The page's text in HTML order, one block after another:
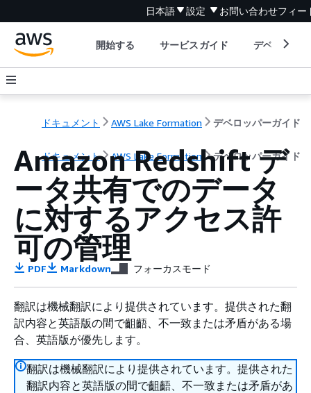
日本語 設定 お問い合わせフィー
開始する サービスガイド デベロッパ
ドキュメント AWS Lake Formation デベロッパーガイド
ドキュメント AWS Lake Formation デベロッパーガイド
Amazon Redshift デ
ータ共有でのデータ
に対するアクセス許
可の管理
PDF Markdown フォーカスモード
翻訳は機械翻訳により提供されています。提供された翻
訳内容と英語版の間で齟齬、不一致または矛盾がある場
合、英語版が優先します。
翻訳は機械翻訳により提供されています。提供された
翻訳内容と英語版の間で齟齬、不一致または矛盾があ